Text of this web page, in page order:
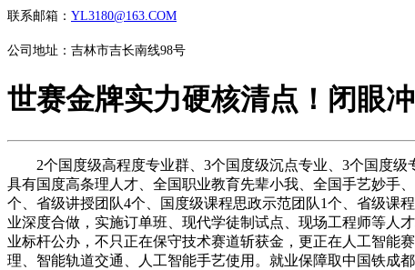
联系邮箱： YL3180@163.COM
公司地址：吉林市吉长南线98号
世赛金牌实力硬核清点！闭眼
2个国度级高程度专业群、3个国度级沉点专业、3个国度级
具有国度高条理人才、全国职业教育先辈小我、全国手艺妙手
个、省级讲授团队4个、国度级课程思政示范团队1个、省级课
业深度合做，实施订单班、现代学徒制试点、现场工程师等人
业标杆公办，不只正在保守技术赛道斩获金，更正在人工智能
理、智能轨道交通、人工智能手艺使用。就业保障取中国铁成